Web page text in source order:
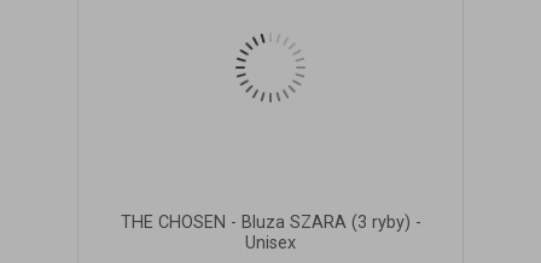
THE CHOSEN - Bluza SZARA (3 ryby) -
Unisex